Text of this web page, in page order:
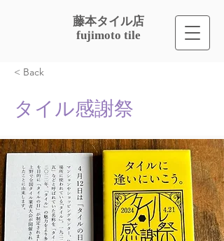
​藤本タイル店
fujimoto tile
< Back
タイル感謝祭